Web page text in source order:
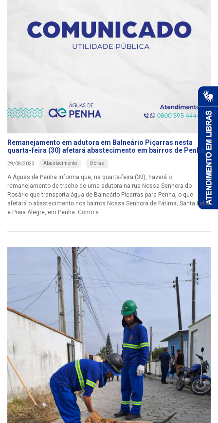
Remanejamento em adutora em Balneário Piçarras nesta
quarta-feira (30) afetará abastecimento em bairros de Penha
29/08/2023 Abastecimento Obras
A Águas de Penha informa que, na quarta-feira (30), haverá o
remanejamento de trecho de uma adutora na rua Nossa Senhora do
Rosário que transporta água de Balneário Piçarras para Penha, o que
afetará o abastecimento nos bairros Nossa Senhora de Fátima, Santa Lídia
e Praia Alegre, em Penha. Como s...